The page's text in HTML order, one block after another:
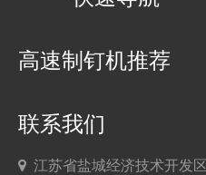
高速制钉机推荐
联系我们
 江苏省盐城经济技术开发